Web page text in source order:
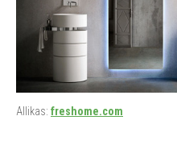
Allikas: freshome.com